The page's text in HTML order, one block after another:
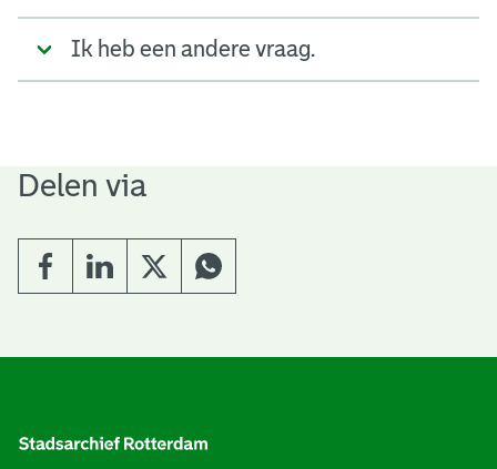
Ik heb een andere vraag.
Delen via